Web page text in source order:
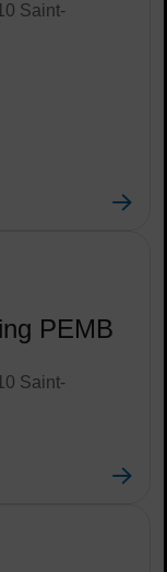
Saint-
PEMB
Saint-